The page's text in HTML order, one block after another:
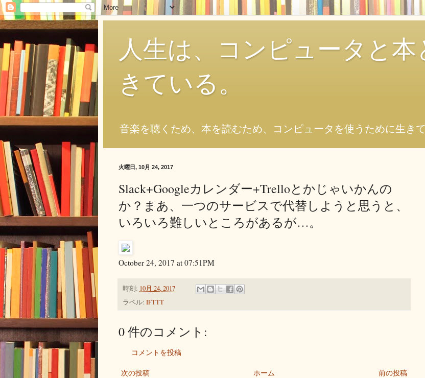
人生は、コンピュータと
きている。
音楽を聴くため、本を読むため、コンピュータを使うために生きて
火曜日, 10月 24, 2017
Slack+Googleカレンダー+Trelloとかじゃいかんの
か？まあ、一つのサービスで代替しようと思うと、
いろいろ難しいところがあるが…。
October 24, 2017 at 07:51PM
時刻: 10月 24, 2017
ラベル: IFTTT
0 件のコメント:
コメントを投稿
次の投稿 前の投稿
ホーム